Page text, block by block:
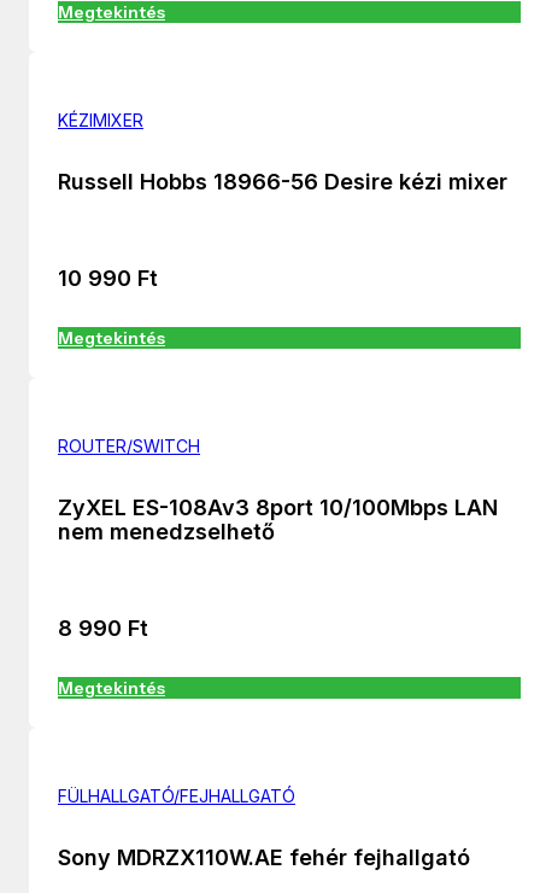
Megtekintés
KÉZIMIXER
Russell Hobbs 18966-56 Desire kézi mixer
10 990 Ft
Megtekintés
ROUTER/SWITCH
ZyXEL ES-108Av3 8port 10/100Mbps LAN
nem menedzselhető
8 990 Ft
Megtekintés
FÜLHALLGATÓ/FEJHALLGATÓ
Sony MDRZX110W.AE fehér fejhallgató